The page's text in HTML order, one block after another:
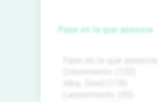
Fase en la que asesora